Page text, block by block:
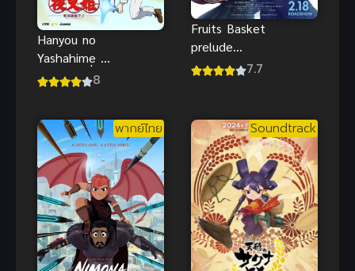
Hanyou no
Yashahime 1
เจ้าหญิงครึ่ง8
Fruits Basket
prelude
อารัมภบท
ฟรีจ้า
7.7
พากย์ไทย Soundtrack